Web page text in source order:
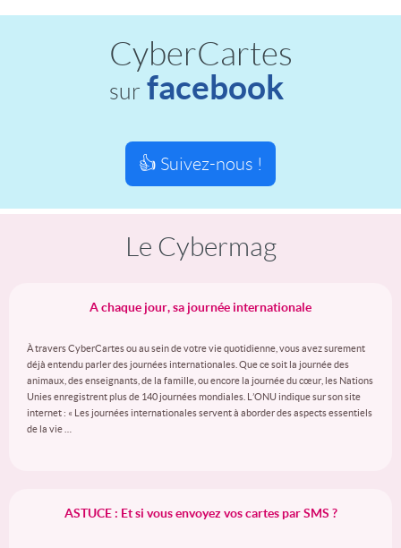
CyberCartes
sur facebook
👍 Suivez-nous !
Le Cybermag
A chaque jour, sa journée internationale
À travers CyberCartes ou au sein de votre vie quotidienne, vous avez surement
déjà entendu parler des journées internationales. Que ce soit la journée des
animaux, des enseignants, de la famille, ou encore la journée du cœur, les Nations
Unies enregistrent plus de 140 journées mondiales. L’ONU indique sur son site
internet : « Les journées internationales servent à aborder des aspects essentiels
de la vie …
ASTUCE : Et si vous envoyez vos cartes par SMS ?